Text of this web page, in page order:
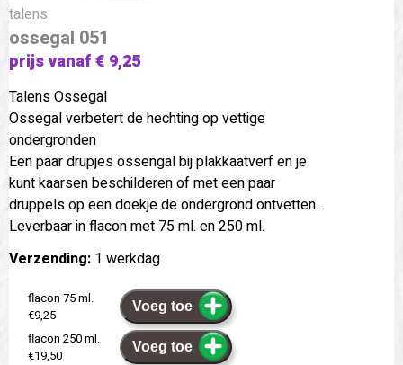
talens
ossegal 051
prijs vanaf € 9,25
Talens Ossegal
Ossegal verbetert de hechting op vettige
ondergronden
Een paar drupjes ossengal bij plakkaatverf en je
kunt kaarsen beschilderen of met een paar
druppels op een doekje de ondergrond ontvetten.
Leverbaar in flacon met 75 ml. en 250 ml.
Verzending: 1 werkdag
flacon 75 ml.
€9,25
Voeg toe
flacon 250 ml.
€19,50
Voeg toe